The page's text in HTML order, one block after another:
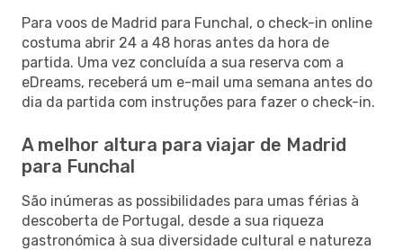
Para voos de Madrid para Funchal, o check-in online
costuma abrir 24 a 48 horas antes da hora de
partida. Uma vez concluída a sua reserva com a
eDreams, receberá um e-mail uma semana antes do
dia da partida com instruções para fazer o check-in.
A melhor altura para viajar de Madrid
para Funchal
São inúmeras as possibilidades para umas férias à
descoberta de Portugal, desde a sua riqueza
gastronómica à sua diversidade cultural e natureza